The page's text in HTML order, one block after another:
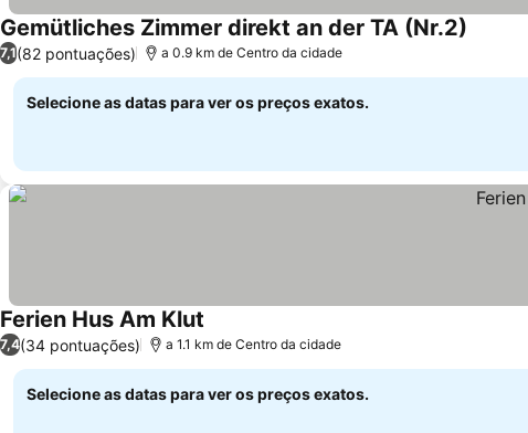
Gemütliches Zimmer direkt an der TA (Nr.2)
7,1(82 pontuações) a 0.9 km de Centro da cidade
Selecione as datas para ver os preços exatos.
Ferien Hus Am Klut
7,4(34 pontuações) a 1.1 km de Centro da cidade
Selecione as datas para ver os preços exatos.